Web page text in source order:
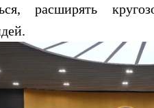
расширять